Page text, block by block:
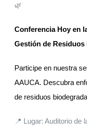
🌿
Conferencia Hoy en
Gestión de
Participe en nuestra
AAUCA. Descubra
de residuos
📍 Lugar: Auditorio de